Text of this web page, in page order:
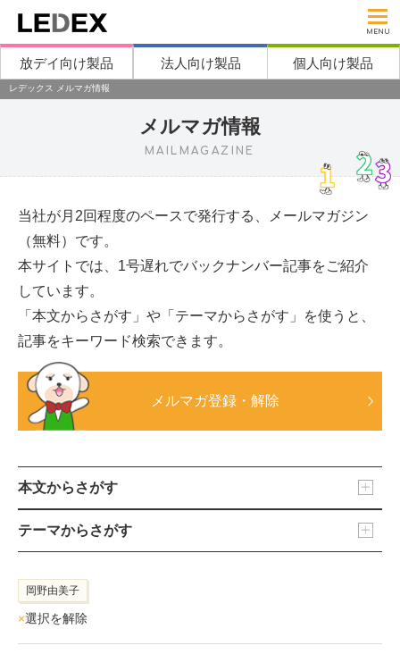
MENU
放デイ向け製品 法人向け製品 個人向け製品
レデックス メルマガ情報
メルマガ情報
MAILMAGAZINE
当社が月2回程度のペースで発行する、メールマガジン
（無料）です。
本サイトでは、1号遅れでバックナンバー記事をご紹介
しています。
「本文からさがす」や「テーマからさがす」を使うと、
記事をキーワード検索できます。
メルマガ登録・解除
本文からさがす
テーマからさがす
岡野由美子
×選択を解除